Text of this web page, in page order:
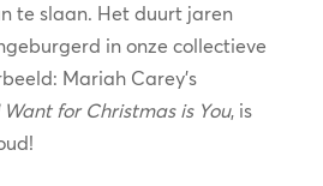
te slaan. Het duurt jaren
in onze collectieve
Mariah Carey’s
for Christmas is You, is